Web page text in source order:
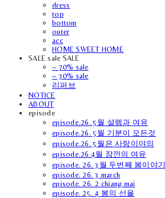
dress
top
bottom
outer
acc
HOME SWEET HOME
SALE sale SALE
~ 70% sale
~ 30% sale
리퍼브
NOTICE
ABOUT
episode
episode.26. 5월 설렘과 여유
episode.26. 5월 기분이 모든것
episode.26. 5월은 사랑이야의
episode.26.4월 잠깐의 여유
episode. 26. 3월 두번째 봄이야기
episode. 26. 3 march
episode. 26. 2 chiang mai
episode. 25. 4 봄의 선율